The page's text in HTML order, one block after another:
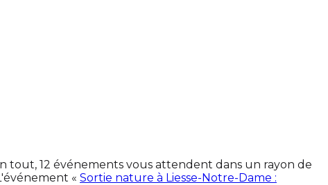
tout, 12 événements vous attendent dans un rayon de
« Sortie nature à Liesse-Notre-Dame :